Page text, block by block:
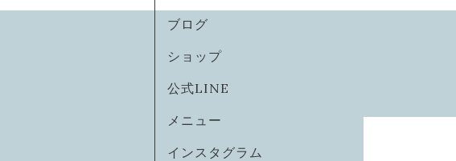
ブログ
ショップ
公式LINE
メニュー
インスタグラム